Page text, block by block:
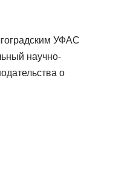
УФАС
научно-
о